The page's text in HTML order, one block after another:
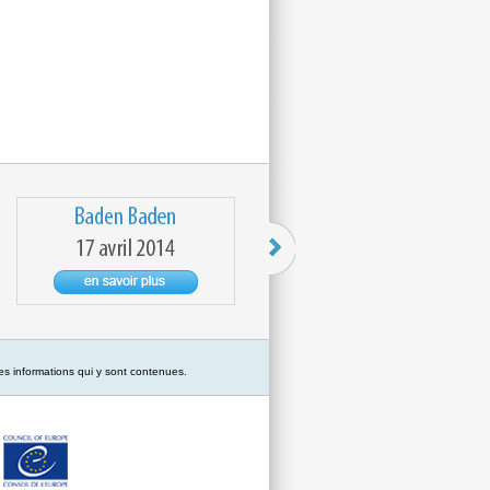
informations qui y sont contenues.